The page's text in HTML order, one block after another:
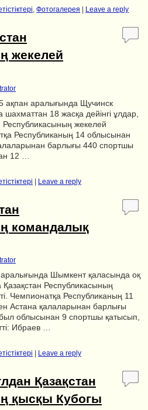
Фотогалерея Leave a reply
жекелей
ақпан аралығында Щучинск
18 жасқа дейінгі ұлдар,
Республикасының жекелей
Республиканың 14 облысынан
барлығы 440 спортшы
12 …
Leave a reply
командалық
Шымкент қаласында оқ
Республикасының
Чемпионатқа Республиканың 11
Астана қалаларынан барлығы
облысынан 9 спортшы қатысып,
Ибраев …
Leave a reply
Қазақстан
қысқы Кубогы